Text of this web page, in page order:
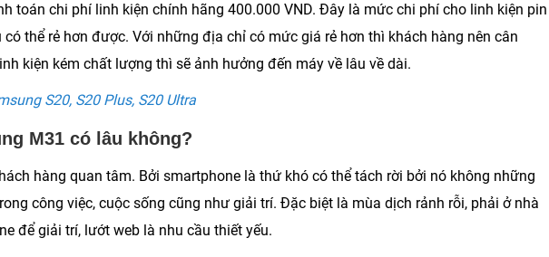
toán chi phí linh kiện chính hãng 400.000 VND. Đây là mức chi phí cho linh kiện pin
thể rẻ hơn được. Với những địa chỉ có mức giá rẻ hơn thì khách hàng nên cân
kiện kém chất lượng thì sẽ ảnh hưởng đến máy về lâu về dài.
S20, S20 Plus, S20 Ultra
M31 có lâu không?
hàng quan tâm. Bởi smartphone là thứ khó có thể tách rời bởi nó không những
công việc, cuộc sống cũng như giải trí. Đặc biệt là mùa dịch rảnh rỗi, phải ở nhà
để giải trí, lướt web là nhu cầu thiết yếu.